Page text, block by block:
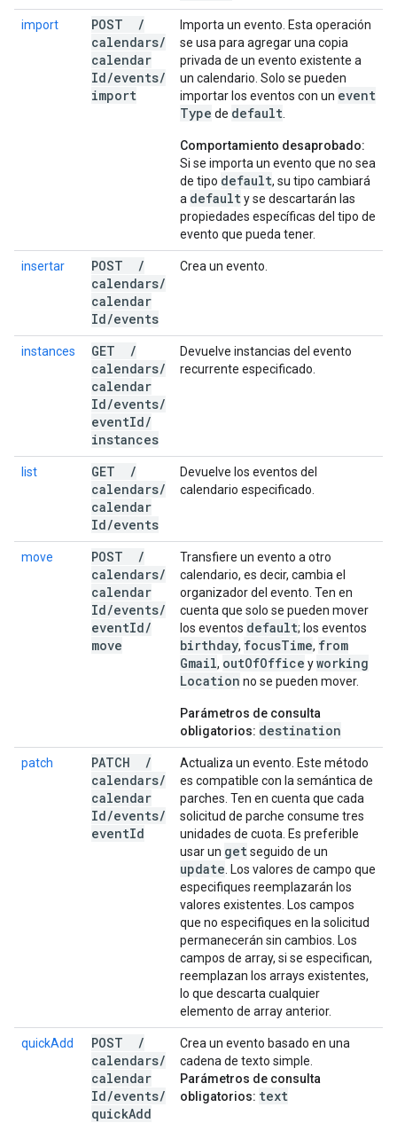
import POST
/
calendars/
calendar
Id/events/
import
Importa un evento. Esta operación
se usa para agregar una copia
privada de un evento existente a
un calendario. Solo se pueden
importar los eventos con un event
Type de default
Comportamiento desaprobado:
Si se importa un evento que no sea
de tipo default, su tipo cambiará
a defaulty se descartarán las
propiedades específicas del tipo de
evento que pueda tener.
insertar POST
/
calendars/
calendar
Id/events
Crea un evento.
instances GET
/
calendars/
calendar
Id/events/
eventId/
instances
Devuelve instancias del evento
recurrente especificado.
list GET
/
calendars/
calendar
Id/events
Devuelve los eventos del
calendario especificado.
move POST
/
calendars/
calendar
Id/events/
eventId/
move
Transfiere un evento a otro
calendario, es decir, cambia el
organizador del evento. Ten en
cuenta que solo se pueden mover
los eventos default; los eventos
birthday, focusTime, from
Gmail, outOfOffice yworking
Location no se pueden mover.
Parámetros de consulta
obligatorios: destination
patch PATCH
/
calendars/
calendar
Id/events/
eventId
Actualiza un evento. Este método
es compatible con la semántica de
parches. Ten en cuenta que cada
solicitud de parche consume tres
unidades de cuota. Es preferible
usar un getseguido de un
update . Los valores de campo que
especifiques reemplazarán los
valores existentes. Los campos
que no especifiques en la solicitud
permanecerán sin cambios. Los
campos de array, si se especifican,
reemplazan los arrays existentes,
lo que descarta cualquier
elemento de array anterior.
quickAdd POST
/
calendars/
calendar
Id/events/
quickAdd
Crea un evento basado en una
cadena de texto simple.
Parámetros de consulta
obligatorios: text